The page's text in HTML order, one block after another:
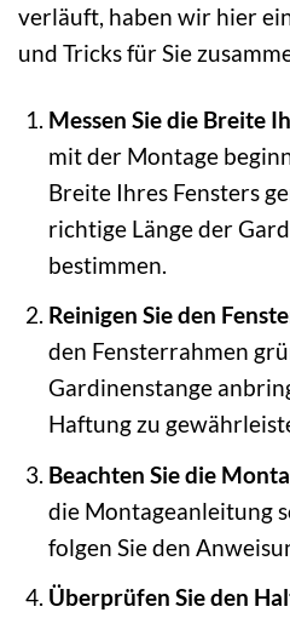
verläuft, haben wir hier
und Tricks für Sie
Messen Sie die Breite
mit der Montage
Breite Ihres Fensters
richtige Länge der
bestimmen.
Reinigen Sie den
den Fensterrahmen
Gardinenstange
Haftung zu
Beachten Sie die
die Montageanleitung
folgen Sie den
Überprüfen Sie den